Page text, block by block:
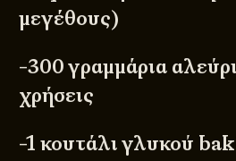
μεγέθους)
-300 γραμμάρια
χρήσεις
-1 κουτάλι γλυκού